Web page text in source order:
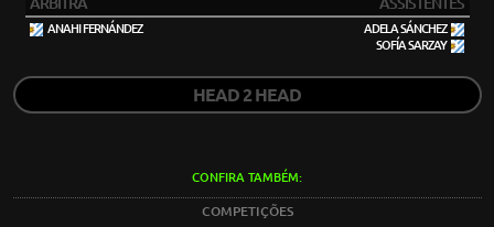
ANAHI FERNÁNDEZ
ADELA SÁNCHEZ
SOFÍA SARZAY
HEAD 2 HEAD
CONFIRA TAMBÉM:
COMPETIÇÕES